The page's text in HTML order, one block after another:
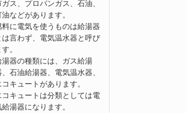
ガス、プロパンガス、石油、
油などがあります。
料に電気を使うものは給湯器
は言わず、電気温水器と呼び
す。
湯器の種類には、ガス給湯
、石油給湯器、電気温水器、
コキュートがあります。
コキュートは分類としては電
給湯器になります。